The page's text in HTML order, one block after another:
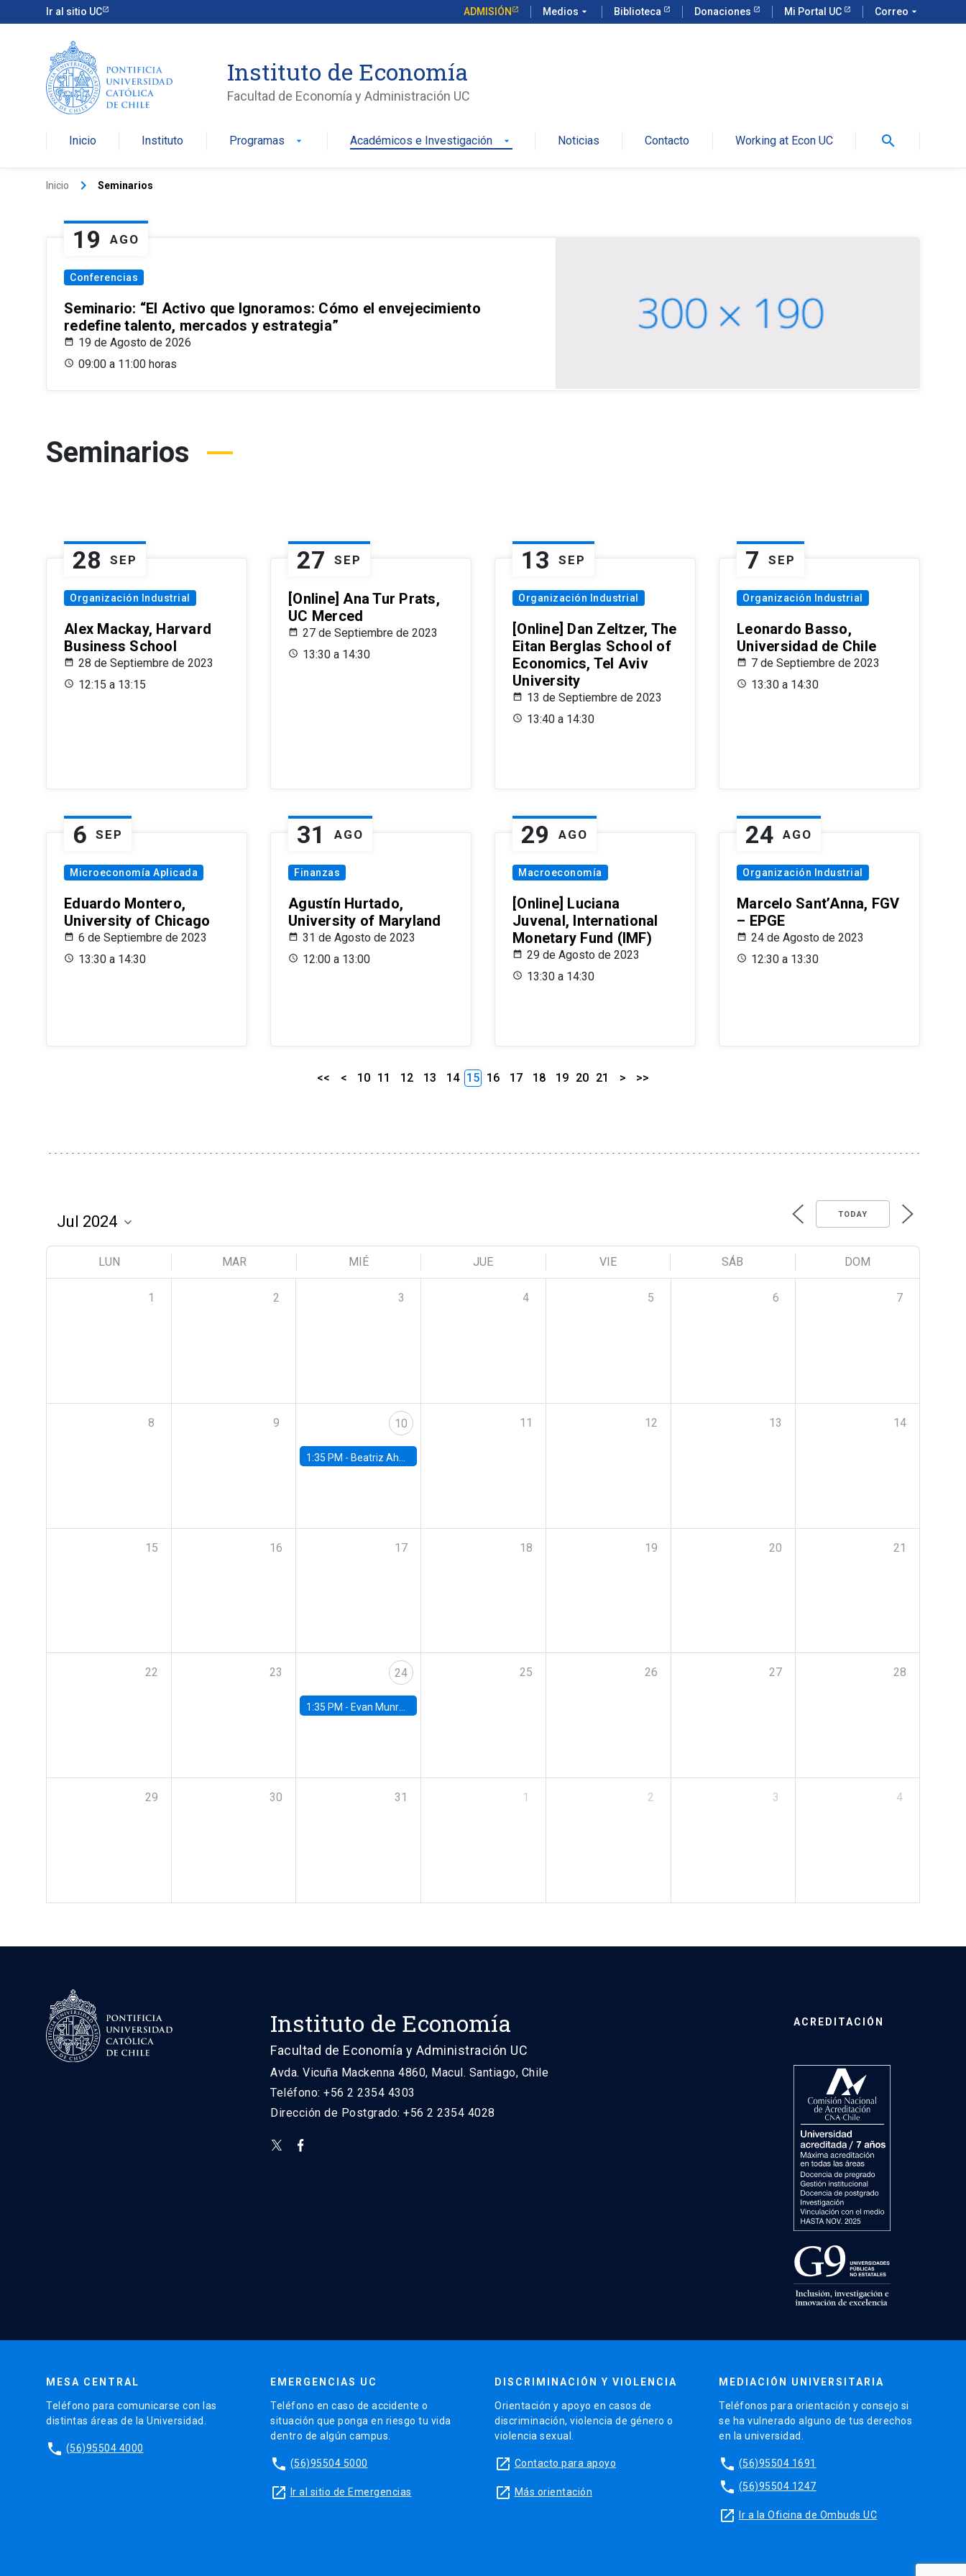
Ir al sitio UC ADMISIÓN Medios arrow_drop_down Biblioteca Donaciones Mi Portal UC Correo arrow_drop_down
Instituto de Economía
Facultad de Economía y Administración UC
Inicio Instituto Programas arrow_drop_down Académicos e Investigación arrow_drop_down Noticias Contacto Working at Econ UC search
Inicio keyboard_arrow_right Seminarios
19 AGO
Conferencias
Seminario: “El Activo que Ignoramos: Cómo el envejecimiento
redefine talento, mercados y estrategia”
19 de Agosto de 2026
09:00 a 11:00 horas
Seminarios
28 SEP
Organización Industrial
Alex Mackay, Harvard
Business School
28 de Septiembre de 2023
12:15 a 13:15
27 SEP
[Online] Ana Tur Prats,
UC Merced
27 de Septiembre de 2023
13:30 a 14:30
13 SEP
Organización Industrial
[Online] Dan Zeltzer, The
Eitan Berglas School of
Economics, Tel Aviv
University
13 de Septiembre de 2023
13:40 a 14:30
7 SEP
Organización Industrial
Leonardo Basso,
Universidad de Chile
7 de Septiembre de 2023
13:30 a 14:30
6 SEP
Microeconomía Aplicada
Eduardo Montero,
University of Chicago
6 de Septiembre de 2023
13:30 a 14:30
31 AGO
Finanzas
Agustín Hurtado,
University of Maryland
31 de Agosto de 2023
12:00 a 13:00
29 AGO
Macroeconomía
[Online] Luciana
Juvenal, International
Monetary Fund (IMF)
29 de Agosto de 2023
13:30 a 14:30
24 AGO
Organización Industrial
Marcelo Sant’Anna, FGV
– EPGE
24 de Agosto de 2023
12:30 a 13:30
<< < 10 11 12 13 14 15 16 17 18 19 20 21 > >>
TODAY
LUN MAR MIÉ JUE VIE SÁB DOM
1 2 3 4 5 6 7
8 9 10
1:35 PM - Beatriz Ahumada, PhD candidate, Universidad de Pittsburgh
11 12 13 14
15 16 17 18 19 20 21
22 23 24
1:35 PM - Evan Munro, Neyman Visiting Assistant Professor in the Department of Statistics at UC Berkeley
25 26 27 28
29 30 31 1 2 3 4
Instituto de Economía
Facultad de Economía y Administración UC
Avda. Vicuña Mackenna 4860, Macul. Santiago, Chile
Teléfono: +56 2 2354 4303
Dirección de Postgrado: +56 2 2354 4028
ACREDITACIÓN
MESA CENTRAL
Teléfono para comunicarse con las
distintas áreas de la Universidad.
phone (56)95504 4000
EMERGENCIAS UC
Teléfono en caso de accidente o
situación que ponga en riesgo tu vida
dentro de algún campus.
phone (56)95504 5000
launch Ir al sitio de Emergencias
DISCRIMINACIÓN Y VIOLENCIA
Orientación y apoyo en casos de
discriminación, violencia de género o
violencia sexual.
launch Contacto para apoyo
launch Más orientación
MEDIACIÓN UNIVERSITARIA
Teléfonos para orientación y consejo si
se ha vulnerado alguno de tus derechos
en la universidad.
phone (56)95504 1691
phone (56)95504 1247
launch Ir a la Oficina de Ombuds UC